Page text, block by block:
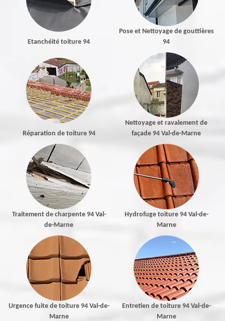
Etanchéité toiture 94
Pose et Nettoyage de gouttières
94
Réparation de toiture 94
Nettoyage et ravalement de
façade 94 Val-de-Marne
Traitement de charpente 94 Val-
de-Marne
Hydrofuge toiture 94 Val-de-
Marne
Urgence fuite de toiture 94 Val-de-
Marne
Entretien de toiture 94 Val-de-
Marne